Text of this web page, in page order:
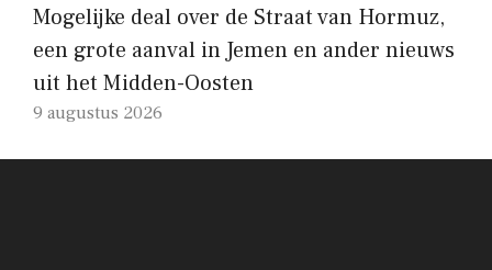
Mogelijke deal over de Straat van Hormuz,
een grote aanval in Jemen en ander nieuws
uit het Midden-Oosten
9 augustus 2026